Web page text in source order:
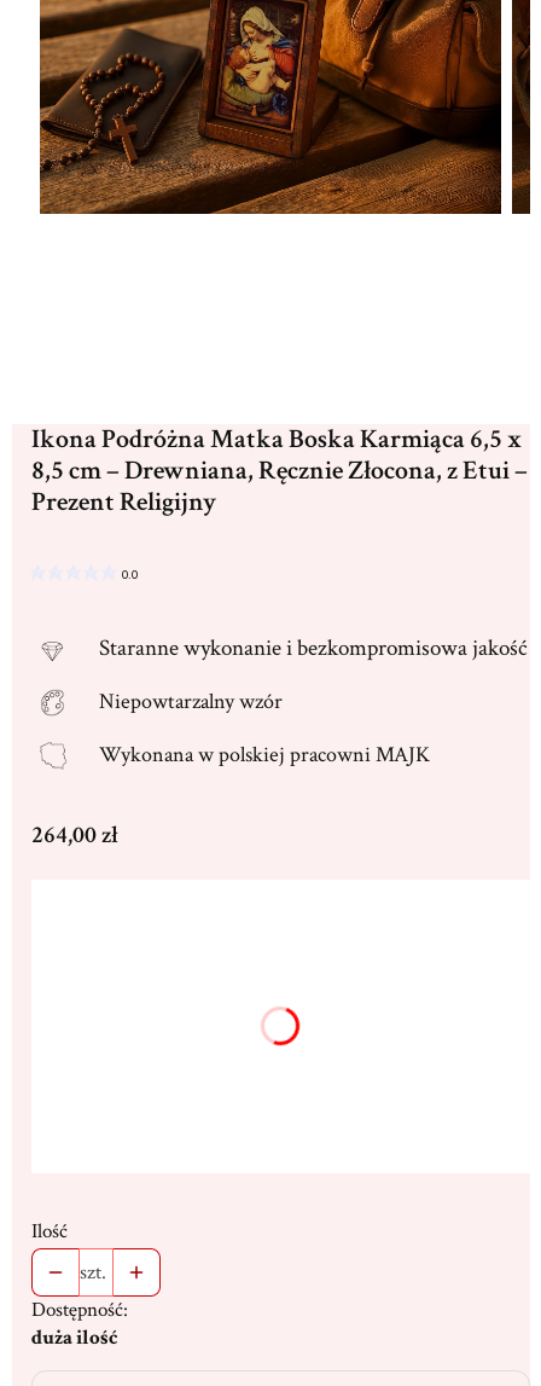
Ikona Podróżna Matka Boska Karmiąca 6,5 x
8,5 cm – Drewniana, Ręcznie Złocona, z Etui –
Prezent Religijny
0.0
Starannewykonanie i bezkompromisowa jakość
Niepowtarzalny wzór
Wykonana wpolskiej pracowni MAJK
Cena
264,00 zł
(+16,00 zł)
Ilość
szt.
Dostępność:
duża ilość